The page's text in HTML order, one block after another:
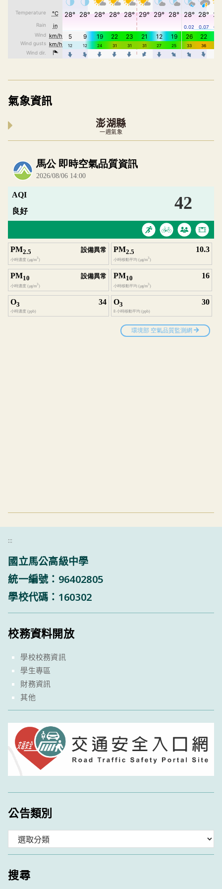
氣象資訊
澎湖縣
一週氣象
內嵌空氣品質小工具為視覺預覽，完整即時空
:::
國立馬公高級中學
統一編號：96402805
學校代碼：160302
校務資料開放
學校校務資訊
學生專區
財務資訊
其他
公告類別
類
搜尋